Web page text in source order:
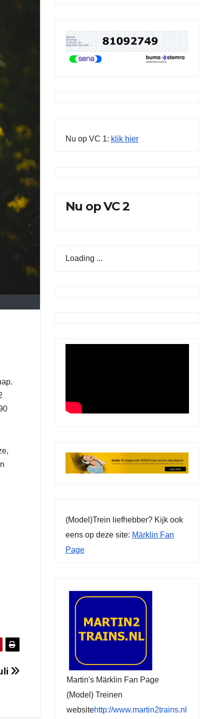
Nu op VC 1: klik hier
Nu op VC 2
Loading ...
(Model)Trein liefhebber? Kijk ook
eens op deze site: Märklin Fan
Page
Martin's Märklin Fan Page
(Model) Treinen
websitehttp://www.martin2trains.nl